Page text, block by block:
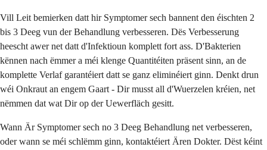
Vill Leit bemierken datt hir Symptomer sech bannent den éischten 2
bis 3 Deeg vun der Behandlung verbesseren. Dës Verbesserung
heescht awer net datt d'Infektioun komplett fort ass. D'Bakterien
kënnen nach ëmmer a méi klenge Quantitéiten präsent sinn, an de
komplette Verlaf garantéiert datt se ganz eliminéiert ginn. Denkt drun
wéi Onkraut an engem Gaart - Dir musst all d'Wuerzelen kréien, net
nëmmen dat wat Dir op der Uewerfläch gesitt.
Wann Är Symptomer sech no 3 Deeg Behandlung net verbesseren,
oder wann se méi schlëmm ginn, kontaktéiert Ären Dokter. Dëst kéint